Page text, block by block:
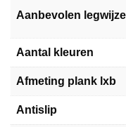
Aanbevolen legwijze
Aantal kleuren
Afmeting plank lxb
Antislip